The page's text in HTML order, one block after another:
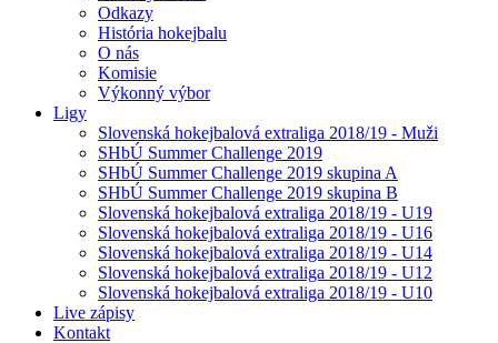
Odkazy
História hokejbalu
O nás
Komisie
Výkonný výbor
Ligy
Slovenská hokejbalová extraliga 2018/19 - Muži
SHbÚ Summer Challenge 2019
SHbÚ Summer Challenge 2019 skupina A
SHbÚ Summer Challenge 2019 skupina B
Slovenská hokejbalová extraliga 2018/19 - U19
Slovenská hokejbalová extraliga 2018/19 - U16
Slovenská hokejbalová extraliga 2018/19 - U14
Slovenská hokejbalová extraliga 2018/19 - U12
Slovenská hokejbalová extraliga 2018/19 - U10
Live zápisy
Kontakt